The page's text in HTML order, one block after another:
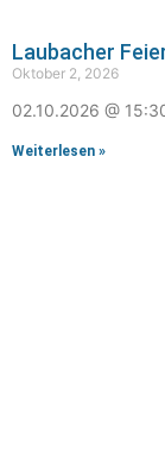
Laubacher
Oktober 2, 2026
02.10.2026 @
Weiterlesen »